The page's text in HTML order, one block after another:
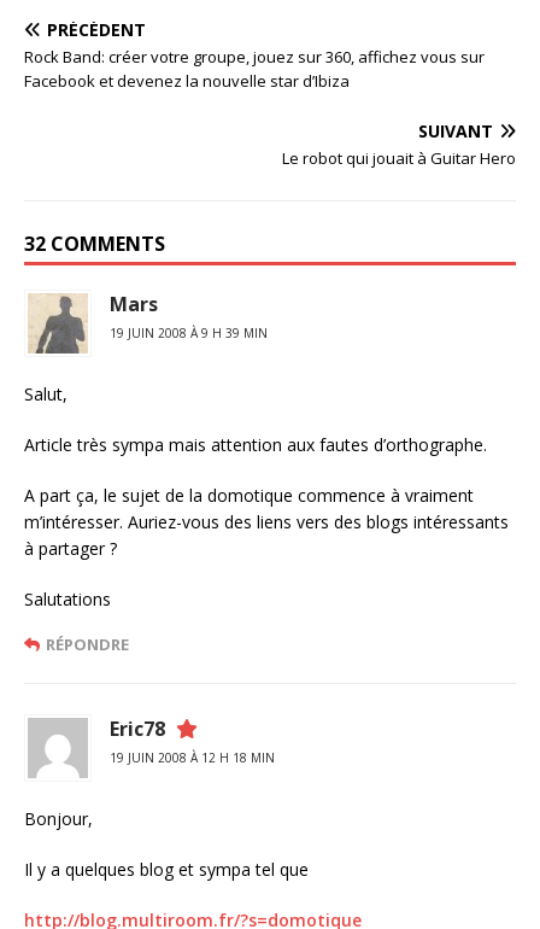
PRÉCÉDENT
Rock Band: créer votre groupe, jouez sur 360, affichez vous sur
Facebook et devenez la nouvelle star d’Ibiza
SUIVANT
Le robot qui jouait à Guitar Hero
32 COMMENTS
Mars
19 JUIN 2008 À 9 H 39 MIN
Salut,
Article très sympa mais attention aux fautes d’orthographe.
A part ça, le sujet de la domotique commence à vraiment
m’intéresser. Auriez-vous des liens vers des blogs intéressants
à partager ?
Salutations
RÉPONDRE
Eric78
19 JUIN 2008 À 12 H 18 MIN
Bonjour,
Il y a quelques blog et sympa tel que
http://blog.multiroom.fr/?s=domotique